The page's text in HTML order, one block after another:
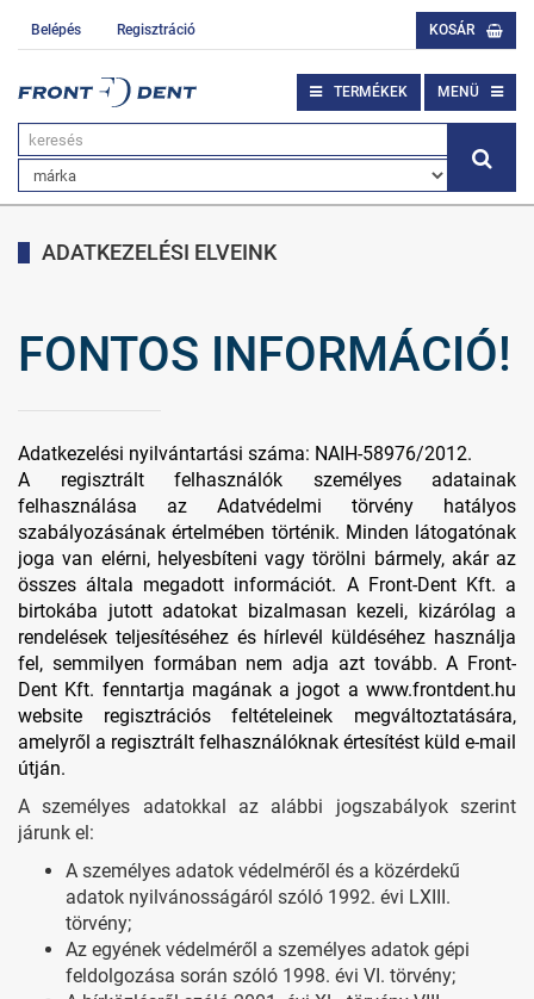
Belépés Regisztráció KOSÁR
TERMÉKEK MENÜ
ADATKEZELÉSI ELVEINK
FONTOS INFORMÁCIÓ!
Adatkezelési nyilvántartási száma: NAIH-58976/2012.
A regisztrált felhasználók személyes adatainak
felhasználása az Adatvédelmi törvény hatályos
szabályozásának értelmében történik. Minden látogatónak
joga van elérni, helyesbíteni vagy törölni bármely, akár az
összes általa megadott információt. A Front-Dent Kft. a
birtokába jutott adatokat bizalmasan kezeli, kizárólag a
rendelések teljesítéséhez és hírlevél küldéséhez használja
fel, semmilyen formában nem adja azt tovább. A Front-
Dent Kft. fenntartja magának a jogot a www.frontdent.hu
website regisztrációs feltételeinek megváltoztatására,
amelyről a regisztrált felhasználóknak értesítést küld e-mail
útján.
A személyes adatokkal az alábbi jogszabályok szerint
járunk el:
A személyes adatok védelméről és a közérdekű
adatok nyilvánosságáról szóló 1992. évi LXIII.
törvény;
Az egyének védelméről a személyes adatok gépi
feldolgozása során szóló 1998. évi VI. törvény;